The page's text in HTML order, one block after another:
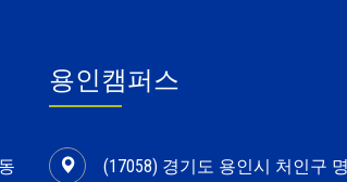
용인캠퍼스
(17058) 경기도 용인시 처인구